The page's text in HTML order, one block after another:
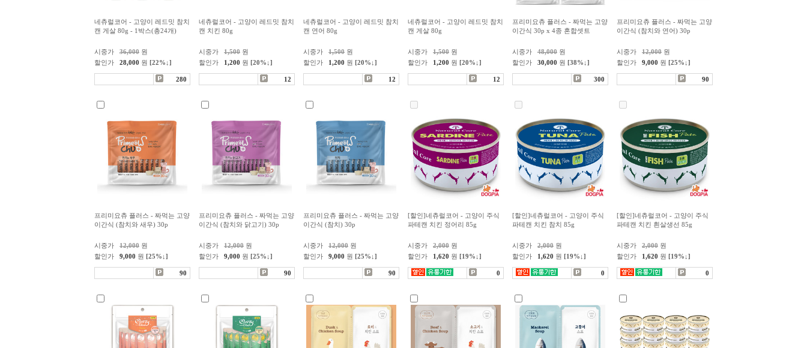
네츄럴코어 - 고양이 레드밋 참치
캔 게살 80g - 1박스(총24개)
시중가 36,000 원
할인가 28,000 원 [22%↓]
280
네츄럴코어 - 고양이 레드밋 참치
캔 치킨 80g
시중가 1,500 원
할인가 1,200 원 [20%↓]
12
네츄럴코어 - 고양이 레드밋 참치
캔 연어 80g
시중가 1,500 원
할인가 1,200 원 [20%↓]
12
네츄럴코어 - 고양이 레드밋 참치
캔 게살 80g
시중가 1,500 원
할인가 1,200 원 [20%↓]
12
프리미요츄 플러스 - 짜먹는 고양
이간식 30p x 4종 혼합셋트
시중가 48,000 원
할인가 30,000 원 [38%↓]
300
프리미요츄 플러스 - 짜먹는 고양
이간식 (참치와 연어) 30p
시중가 12,000 원
할인가 9,000 원 [25%↓]
90
프리미요츄 플러스 - 짜먹는 고양
이간식 (참치와 새우) 30p
시중가 12,000 원
할인가 9,000 원 [25%↓]
90
프리미요츄 플러스 - 짜먹는 고양
이간식 (참치와 닭고기) 30p
시중가 12,000 원
할인가 9,000 원 [25%↓]
90
프리미요츄 플러스 - 짜먹는 고양
이간식 (참치) 30p
시중가 12,000 원
할인가 9,000 원 [25%↓]
90
[할인]네츄럴코어 - 고양이 주식
파테캔 치킨 정어리 85g
시중가 2,000 원
할인가 1,620 원 [19%↓]
0
[할인]네츄럴코어 - 고양이 주식
파테캔 치킨 참치 85g
시중가 2,000 원
할인가 1,620 원 [19%↓]
0
[할인]네츄럴코어 - 고양이 주식
파테캔 치킨 흰살생선 85g
시중가 2,000 원
할인가 1,620 원 [19%↓]
0